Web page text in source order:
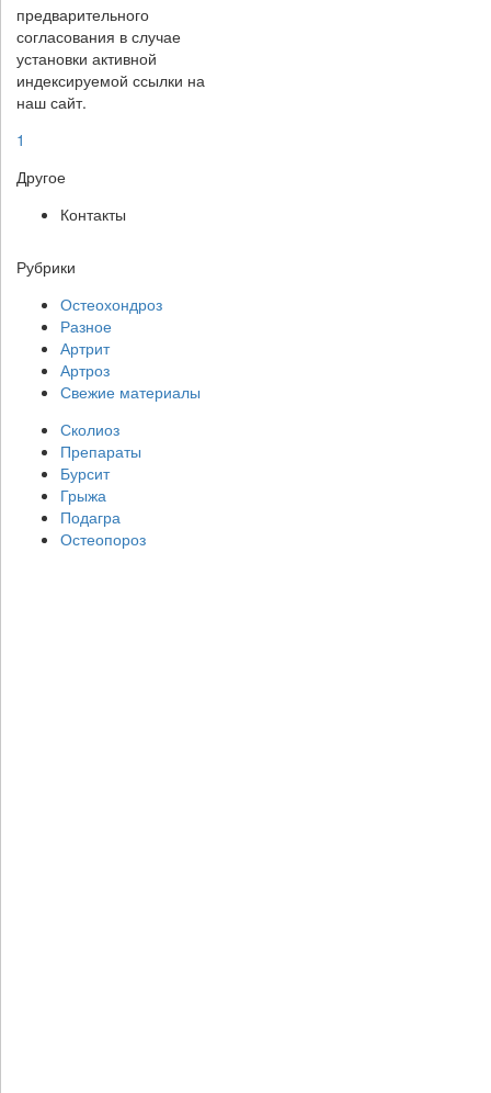
предварительного
согласования в случае
установки активной
индексируемой ссылки на
наш сайт.
1
Другое
Контакты
Рубрики
Остеохондроз
Разное
Артрит
Артроз
Свежие материалы
Сколиоз
Препараты
Бурсит
Грыжа
Подагра
Остеопороз